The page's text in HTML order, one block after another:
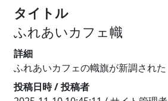
タイトル
ふれあいカフェ幟
詳細
ふれあいカフェの幟旗が新調された
投稿日時 / 投稿者